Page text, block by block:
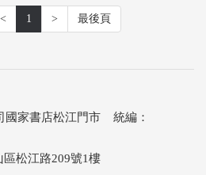
< 1 > 最後頁
國家書店松江門市 統編：
松江路209號1樓